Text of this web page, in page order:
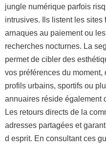
jungle numérique parfois
intrusives. Ils listent les
arnaques au paiement ou
recherches nocturnes. La
permet de cibler des
vos préférences du
profils urbains, sportifs ou
annuaires réside également
Les retours directs de la
adresses partagées et
d esprit. En consultant ces